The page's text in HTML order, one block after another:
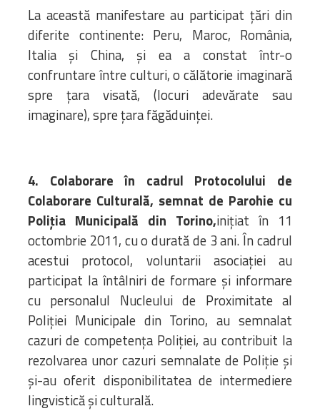
La această manifestare au participat țări din
diferite continente: Peru, Maroc, România,
Italia și China, și ea a constat într-o
confruntare între culturi, o călătorie imaginară
spre țara visată, (locuri adevărate sau
imaginare), spre țara făgăduinței.
4. Colaborare în cadrul Protocolului de
Colaborare Culturală, semnat de Parohie cu
Poliția Municipală din Torino,inițiat în 11
octombrie 2011, cu o durată de 3 ani. În cadrul
acestui protocol, voluntarii asociației au
participat la întâlniri de formare și informare
cu personalul Nucleului de Proximitate al
Poliției Municipale din Torino, au semnalat
cazuri de competența Poliției, au contribuit la
rezolvarea unor cazuri semnalate de Poliție și
și-au oferit disponibilitatea de intermediere
lingvistică și culturală.